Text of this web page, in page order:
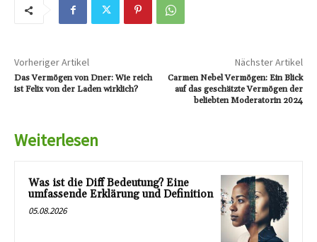
Vorheriger Artikel
Das Vermögen von Dner: Wie reich
ist Felix von der Laden wirklich?
Nächster Artikel
Carmen Nebel Vermögen: Ein Blick
auf das geschätzte Vermögen der
beliebten Moderatorin 2024
Weiterlesen
Was ist die Diff Bedeutung? Eine
umfassende Erklärung und Definition
05.08.2026